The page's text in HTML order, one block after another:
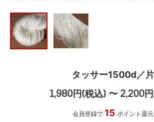
タッサー1500d／片
1,980円(税込) 〜 2,200
会員登録で 15 ポイント還元